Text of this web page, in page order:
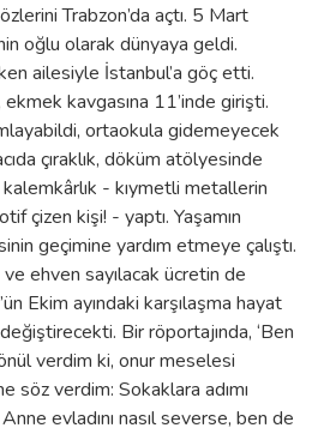
Trabzon’da açtı. 5 Mart
oğlu olarak dünyaya geldi.
ailesiyle İstanbul’a göç etti.
kavgasına 11’inde girişti.
ortaokula gidemeyecek
çıraklık, döküm atölyesinde
- kıymetli metallerin
çizen kişi! - yaptı. Yaşamın
geçimine yardım etmeye çalıştı.
ve ehven sayılacak ücretin de
Ekim ayındaki karşılaşma hayat
Bir röportajında, ‘Ben
verdim ki, onur meselesi
söz verdim: Sokaklara adımı
evladını nasıl severse, ben de